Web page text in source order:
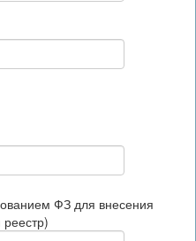
ФЗ для внесения